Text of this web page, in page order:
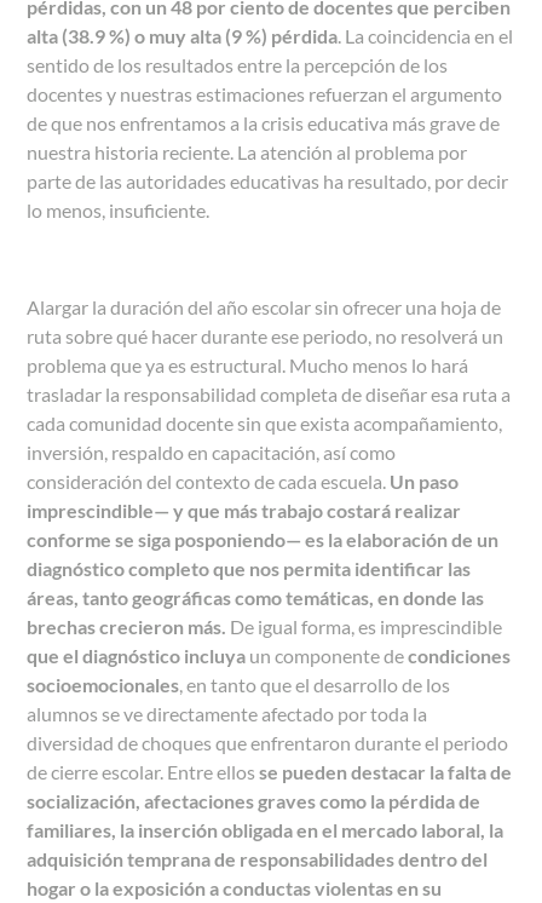
pérdidas, con un 48 por ciento de docentes que perciben
alta (38.9 %) o muy alta (9 %) pérdida . La coincidencia en el
sentido de los resultados entre la percepción de los
docentes y nuestras estimaciones refuerzan el argumento
de que nos enfrentamos a la crisis educativa más grave de
nuestra historia reciente. La atención al problema por
parte de las autoridades educativas ha resultado, por decir
lo menos, insuficiente.
Alargar la duración del año escolar sin ofrecer una hoja de
ruta sobre qué hacer durante ese periodo, no resolverá un
problema que ya es estructural. Mucho menos lo hará
trasladar la responsabilidad completa de diseñar esa ruta a
cada comunidad docente sin que exista acompañamiento,
inversión, respaldo en capacitación, así como
consideración del contexto de cada escuela. Un paso
imprescindible— y que más trabajo costará realizar
conforme se siga posponiendo— es la elaboración de un
diagnóstico completo que nos permita identificar las
áreas, tanto geográficas como temáticas, en donde las
brechas crecieron más. De igual forma, es imprescindible
que el diagnóstico incluya un componente decondiciones
socioemocionales , en tanto que el desarrollo de los
alumnos se ve directamente afectado por toda la
diversidad de choques que enfrentaron durante el periodo
de cierre escolar. Entre ellosse pueden destacar la falta de
socialización, afectaciones graves como la pérdida de
familiares, la inserción obligada en el mercado laboral, la
adquisición temprana de responsabilidades dentro del
hogar o la exposición a conductas violentas en su